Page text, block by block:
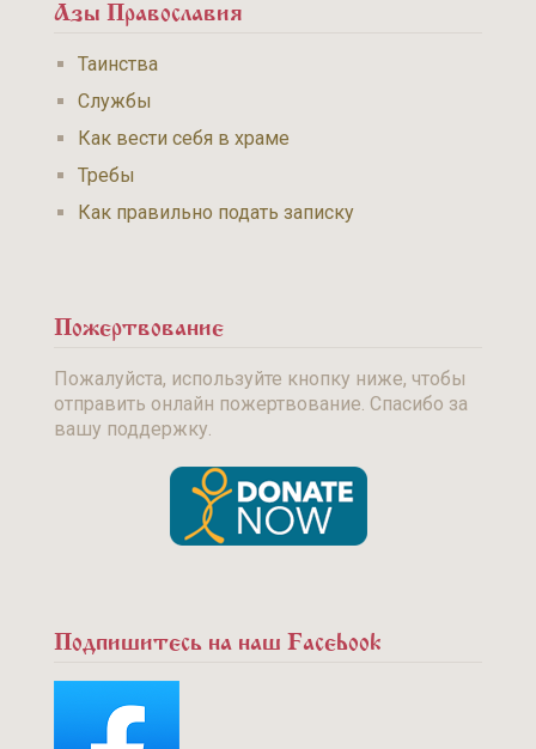
Азы Православия
Таинства
Службы
Как вести себя в храме
Требы
Как правильно подать записку
Пожертвование
Пожалуйста, используйте кнопку ниже, чтобы
отправить онлайн пожертвование. Спасибо за
вашу поддержку.
Подпишитесь на наш Facebook